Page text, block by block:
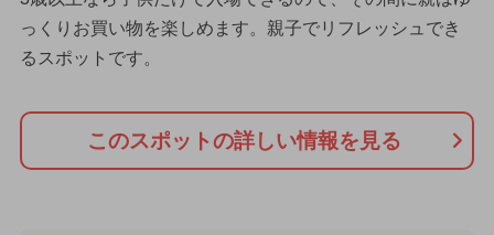
っくりお買い物を楽しめます。親子でリフレッシュでき
るスポットです。
このスポットの詳しい情報を見る